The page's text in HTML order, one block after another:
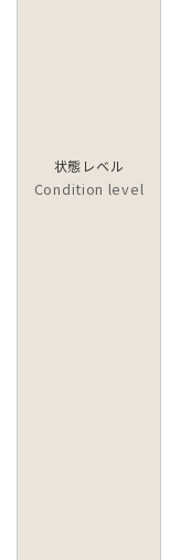
状態レベル
Condition level